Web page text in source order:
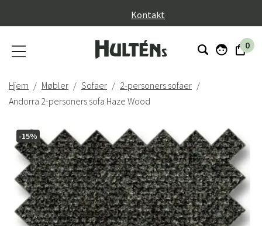
Kontakt
0
Hjem Møbler Sofaer
2-personers sofaer
Andorra 2-personers sofa Haze Wood
-15%